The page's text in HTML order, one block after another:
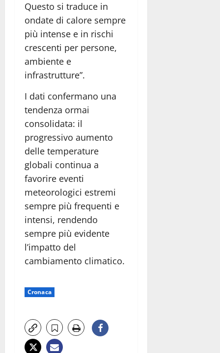
Questo si traduce in
ondate di calore sempre
più intense e in rischi
crescenti per persone,
ambiente e
infrastrutture”.
I dati confermano una
tendenza ormai
consolidata: il
progressivo aumento
delle temperature
globali continua a
favorire eventi
meteorologici estremi
sempre più frequenti e
intensi, rendendo
sempre più evidente
l’impatto del
cambiamento climatico.
Cronaca